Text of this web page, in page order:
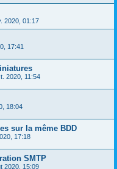
2020, 01:17
17:41
2020, 11:54
18:04
sur la même BDD
17:18
SMTP
2020, 15:09